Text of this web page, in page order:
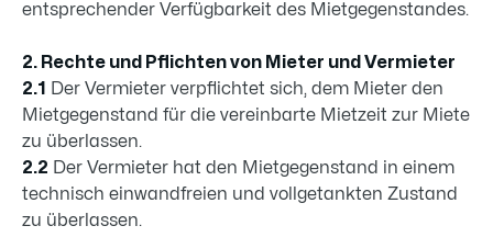
entsprechender Verfügbarkeit des Mietgegenstandes.
2. Rechte und Pflichten von Mieter und Vermieter
2.1
Der Vermieter verpflichtet sich, dem Mieter den
Mietgegenstand für die vereinbarte Mietzeit zur Miete
zu überlassen.
2.2 Der Vermieter hat den Mietgegenstand in einem
technisch einwandfreien und vollgetankten Zustand
zu überlassen.